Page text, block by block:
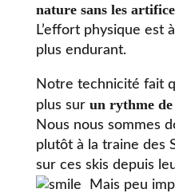
nature sans les
L’effort physique est
plus endurant.
Notre technicité fait
plus sur un rythme de
Nous nous sommes
plutôt à la traine des
sur ces skis depuis
Mais peu